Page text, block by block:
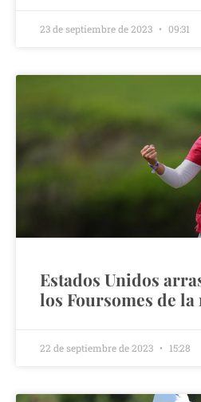
23 de septiembre de 2023 09:31
Estados Unidos
los Foursomes de la
22 de septiembre de 2023 15:28